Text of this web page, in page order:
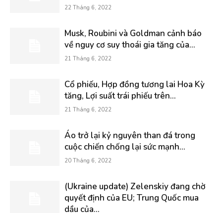
22 Tháng 6, 2022
Musk, Roubini và Goldman cảnh báo
về nguy cơ suy thoái gia tăng của...
21 Tháng 6, 2022
Cổ phiếu, Hợp đồng tương lai Hoa Kỳ
tăng, Lợi suất trái phiếu trên...
21 Tháng 6, 2022
Áo trở lại kỷ nguyên than đá trong
cuộc chiến chống lại sức mạnh...
20 Tháng 6, 2022
(Ukraine update) Zelenskiy đang chờ
quyết định của EU; Trung Quốc mua
dầu của...